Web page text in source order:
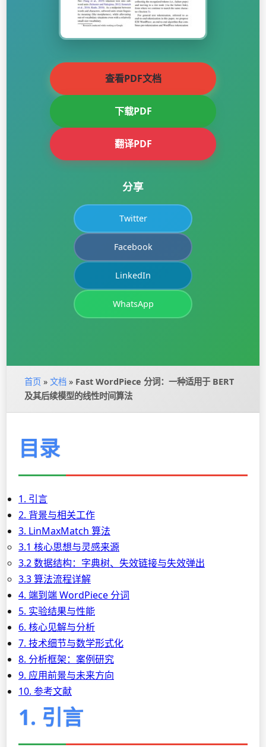
查看PDF文档
下载PDF
翻译PDF
分享
Twitter
Facebook
LinkedIn
WhatsApp
首页 » 文档 » Fast WordPiece 分词：一种适用于 BERT
及其后续模型的线性时间算法
目录
1. 引言
2. 背景与相关工作
3. LinMaxMatch 算法
3.1 核心思想与灵感来源
3.2 数据结构：字典树、失效链接与失效弹出
3.3 算法流程详解
4. 端到端 WordPiece 分词
5. 实验结果与性能
6. 核心见解与分析
7. 技术细节与数学形式化
8. 分析框架：案例研究
9. 应用前景与未来方向
10. 参考文献
1. 引言